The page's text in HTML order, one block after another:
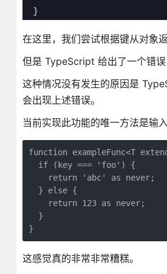
在这里，我们尝试根据键从对象
但是 TypeScript 给出了一个错误
这种情况没有发生的原因是
会出现上述错误。
当前实现此功能的唯一方法是输
function exampleFunc<T
  if (key === 'foo') {
    return 'abc' as never;
  } else {
    return 123 as never;
  }
}
这感觉真的非常非常糟糕。